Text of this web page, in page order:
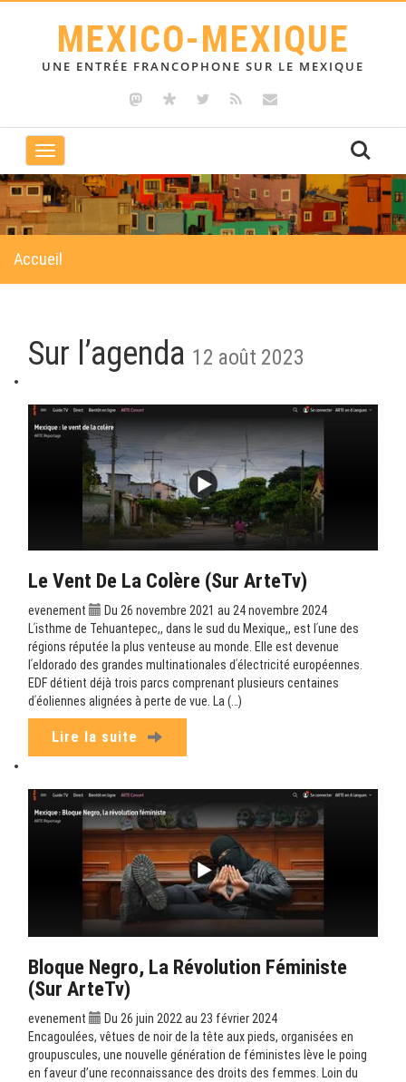
MEXICO-MEXIQUE
UNE ENTRÉE FRANCOPHONE SUR LE MEXIQUE
Toggle
navigation
Accueil
Sur l’agenda 12 août 2023
Le Vent De La Colère (sur ArteTv)
evenement
Du 26 novembre 2021 au 24 novembre 2024
Lʹisthme de Tehuantepec,, dans le sud du Mexique,, est lʹune des
régions réputée la plus venteuse au monde. Elle est devenue
lʹeldorado des grandes multinationales dʹélectricité européennes.
EDF détient déjà trois parcs comprenant plusieurs centaines
dʹéoliennes alignées à perte de vue. La (…)
Lire la suite
Bloque Negro, La Révolution Féministe
(sur ArteTv)
evenement
Du 26 juin 2022 au 23 février 2024
Encagoulées, vêtues de noir de la tête aux pieds, organisées en
groupuscules, une nouvelle génération de féministes lève le poing
en faveur d’une reconnaissance des droits des femmes. Loin du